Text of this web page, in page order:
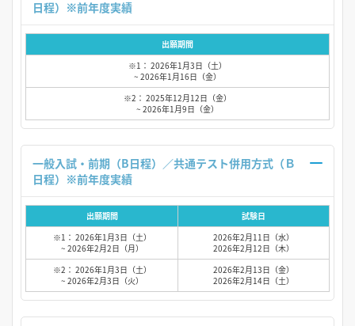
出願期間
※1： 2026年1月3日（土）
~ 2026年1月16日（金）
※2： 2025年12月12日（金）
~ 2026年1月9日（金）
一般入試・前期（B日程）／共通テスト併用方式（Ｂ
出願期間
試験日
※1： 2026年1月3日（土）
~ 2026年2月2日（月）
2026年2月11日（水）
2026年2月12日（木）
※2： 2026年1月3日（土）
~ 2026年2月3日（火）
2026年2月13日（金）
2026年2月14日（土）